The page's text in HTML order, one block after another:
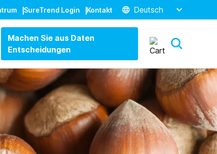
SureTrend Login Kontakt Deutsch
Machen Sie aus Daten
Entscheidungen